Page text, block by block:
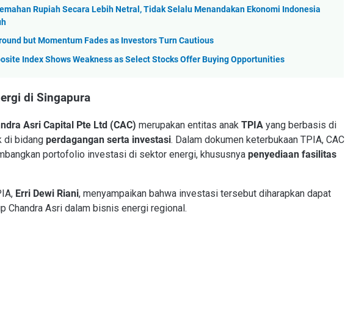
Rupiah Secara Lebih Netral, Tidak Selalu Menandakan Ekonomi Indonesia
but Momentum Fades as Investors Turn Cautious
Index Shows Weakness as Select Stocks Offer Buying Opportunities
di Singapura
Asri Capital Pte Ltd (CAC) merupakan entitas anak TPIA yang berbasis di
di bidang perdagangan serta investasi. Dalam dokumen keterbukaan TPIA, CAC
portofolio investasi di sektor energi, khususnya penyediaan fasilitas
Erri Dewi Riani, menyampaikan bahwa investasi tersebut diharapkan dapat
Chandra Asri dalam bisnis energi regional.